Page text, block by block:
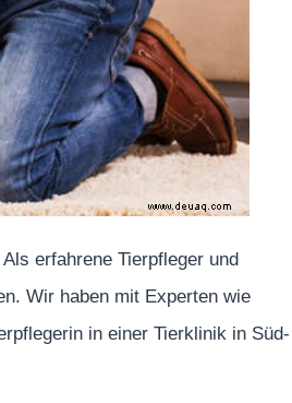
erfahrene Tierpfleger und
Wir haben mit Experten wie
in einer Tierklinik in Süd-